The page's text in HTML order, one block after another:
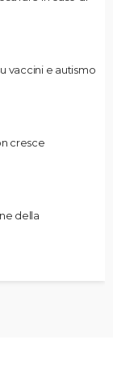
vaccini e autismo
cresce
della